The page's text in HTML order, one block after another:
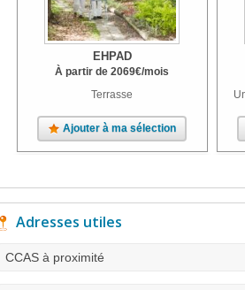
EHPAD
À partir de 2069€/mois
Terrasse
Ajouter à ma sélection
Adresses utiles
CCAS à proximité